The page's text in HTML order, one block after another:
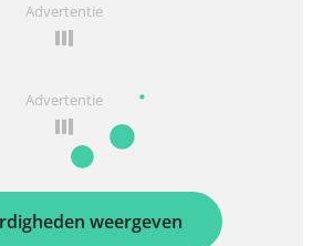
Advertentie
Advertentie
weergeven